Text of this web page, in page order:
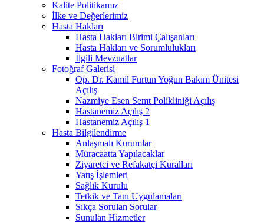
Kalite Politikamız
İlke ve Değerlerimiz
Hasta Hakları
Hasta Hakları Birimi Çalışanları
Hasta Hakları ve Sorumlulukları
İlgili Mevzuatlar
Fotoğraf Galerisi
Op. Dr. Kamil Furtun Yoğun Bakım Ünitesi
Açılış
Nazmiye Esen Semt Polikliniği Açılış
Hastanemiz Açılış 2
Hastanemiz Açılış 1
Hasta Bilgilendirme
Anlaşmalı Kurumlar
Müracaatta Yapılacaklar
Ziyaretci ve Refakatçi Kuralları
Yatış İşlemleri
Sağlık Kurulu
Tetkik ve Tanı Uygulamaları
Sıkça Sorulan Sorular
Sunulan Hizmetler